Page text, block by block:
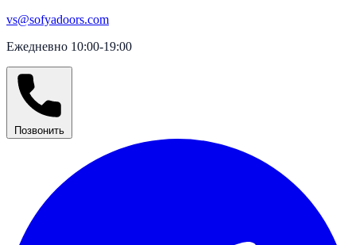
vs@sofyadoors.com
Ежедневно 10:00-19:00
Позвонить